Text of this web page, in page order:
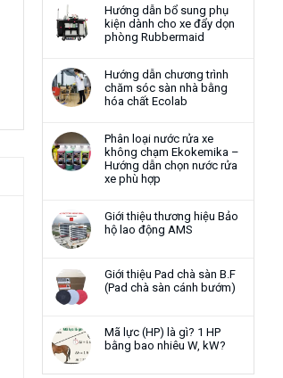
Hướng dẫn bổ sung phụ
kiện dành cho xe đẩy dọn
phòng Rubbermaid
Hướng dẫn chương trình
chăm sóc sàn nhà bằng
hóa chất Ecolab
Phân loại nước rửa xe
không chạm Ekokemika –
Hướng dẫn chọn nước rửa
xe phù hợp
Giới thiệu thương hiệu Bảo
hộ lao động AMS
Giới thiệu Pad chà sàn B.F
(Pad chà sàn cánh bướm)
Mã lực (HP) là gì? 1 HP
bằng bao nhiêu W, kW?